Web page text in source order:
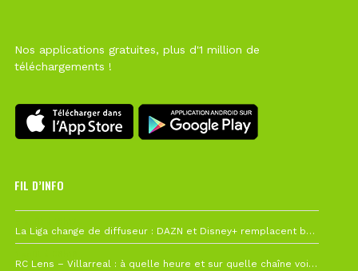
Nos applications gratuites, plus d'1 million de
téléchargements !
FIL D’INFO
La Liga change de diffuseur : DAZN et Disney+ remplacent beIN Sports !
RC Lens – Villarreal : à quelle heure et sur quelle chaîne voir la finale de la Como Cup ?